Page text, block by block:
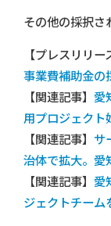
その他の採択さ
【プレスリリー
事業費補助金の
【関連記事】 愛
用プロジェクト
【関連記事】 サ
治体で拡大。愛
【関連記事】 愛
ジェクトチーム